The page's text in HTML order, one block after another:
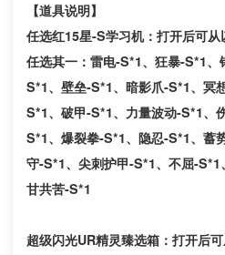
【道具说明】
任选红15星-S学习机：打开后可
任选其一：雷电-S*1、狂暴-S*1、
S*1、壁垒-S*1、暗影爪-S*1、冥
S*1、破甲-S*1、力量波动-S*1、
S*1、爆裂拳-S*1、隐忍-S*1、蓄
守-S*1、尖刺护甲-S*1、不屈-
甘共苦-S*1
超级闪光UR精灵臻选箱： 打开后